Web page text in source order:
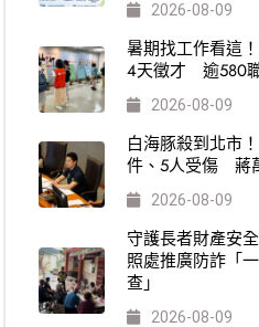
2026-08-09
暑期找工作看這
4天徵才 逾580
2026-08-09
白海豚殺到北市
件、5人受傷 蔣
2026-08-09
守護長者財產安
照處推廣防詐「
查」
2026-08-09